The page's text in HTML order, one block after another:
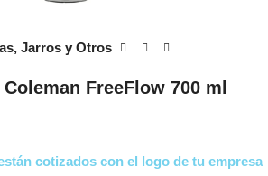
Jarros y Otros
FreeFlow 700 ml
cotizados con el logo de tu empresa